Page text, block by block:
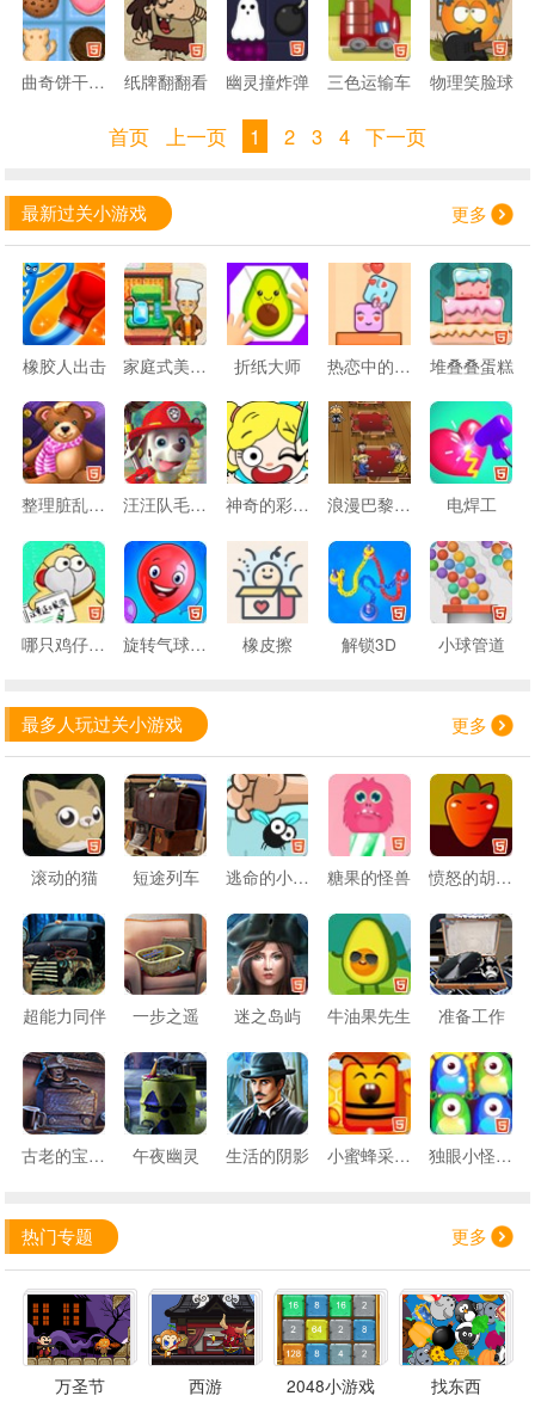
曲奇饼干对对碰 纸牌翻翻看 幽灵撞炸弹 三色运输车 物理笑脸球
首页 上一页 1 2 3 4 下一页
最新过关小游戏 更多
橡胶人出击 家庭式美味餐厅 折纸大师 热恋中的彩砖 堆叠叠蛋糕
整理脏乱的宫殿 汪汪队毛毛消防 神奇的彩色画笔 浪漫巴黎咖啡馆 电焊工
哪只鸡仔不一样 旋转气球迷宫 橡皮擦 解锁3D 小球管道
最多人玩过关小游戏 更多
滚动的猫 短途列车 逃命的小苍蝇 糖果的怪兽 愤怒的胡萝卜2
超能力同伴 一步之遥 迷之岛屿 牛油果先生 准备工作
古老的宝藏故事 午夜幽灵 生活的阴影 小蜜蜂采蜂蜜 独眼小怪消消看
热门专题 更多
万圣节 西游 2048小游戏 找东西